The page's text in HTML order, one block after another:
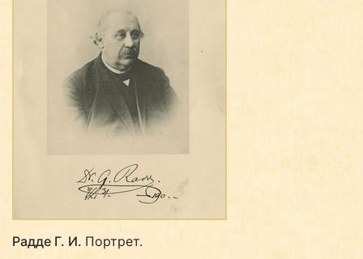
Радде Г. И. Портрет.